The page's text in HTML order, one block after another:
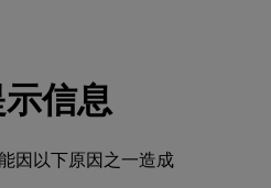
信息
因以下原因之一造成